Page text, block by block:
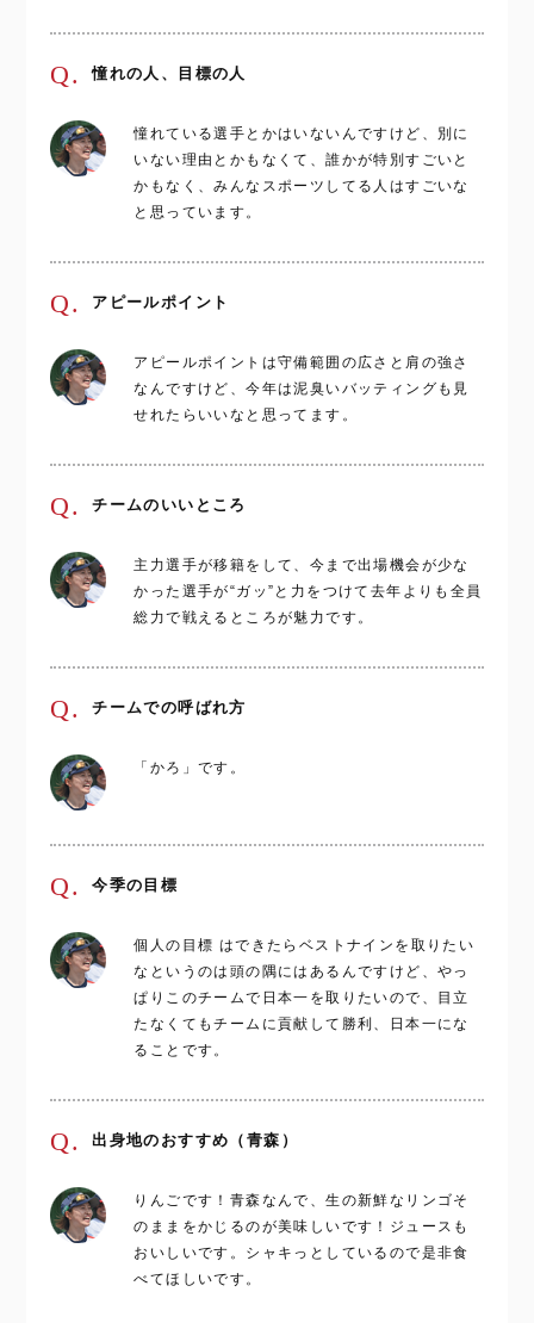
Q. 憧れの人、目標の人
憧れている選手とかはいないんですけど、別に
いない理由とかもなくて、誰かが特別すごいと
かもなく、みんなスポーツしてる人はすごいな
と思っています。
Q. アピールポイント
アピールポイントは守備範囲の広さと肩の強さ
なんですけど、今年は泥臭いバッティングも見
せれたらいいなと思ってます。
Q. チームのいいところ
主力選手が移籍をして、今まで出場機会が少な
かった選手が“ガッ”と力をつけて去年よりも全員
総力で戦えるところが魅力です。
Q. チームでの呼ばれ方
「かろ」です。
Q. 今季の目標
個人の目標 はできたらベストナインを取りたい
なというのは頭の隅にはあるんですけど、やっ
ぱりこのチームで日本一を取りたいので、目立
たなくてもチームに貢献して勝利、日本一にな
ることです。
Q. 出身地のおすすめ（青森）
りんごです！青森なんで、生の新鮮なリンゴそ
のままをかじるのが美味しいです！ジュースも
おいしいです。シャキっとしているので是非食
べてほしいです。